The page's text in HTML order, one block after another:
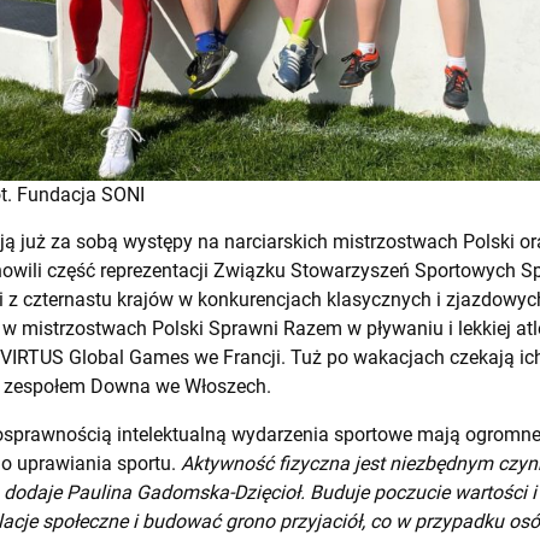
Fundacja SONI
już za sobą występy na narciarskich mistrzostwach Polski
część reprezentacji Związku Stowarzyszeń Sportowych
czternastu krajów w konkurencjach klasycznych i
w mistrzostwach Polski Sprawni Razem w pływaniu i lekkiej
Global Games we Francji. Tuż po wakacjach czekają
Downa we Włoszech.
intelektualną wydarzenia sportowe mają
uprawiania sportu. Aktywność fizyczna jest niezbędnym
Paulina Gadomska-Dzięcioł. Buduje poczucie wartości
społeczne i budować grono przyjaciół, co w przypadku